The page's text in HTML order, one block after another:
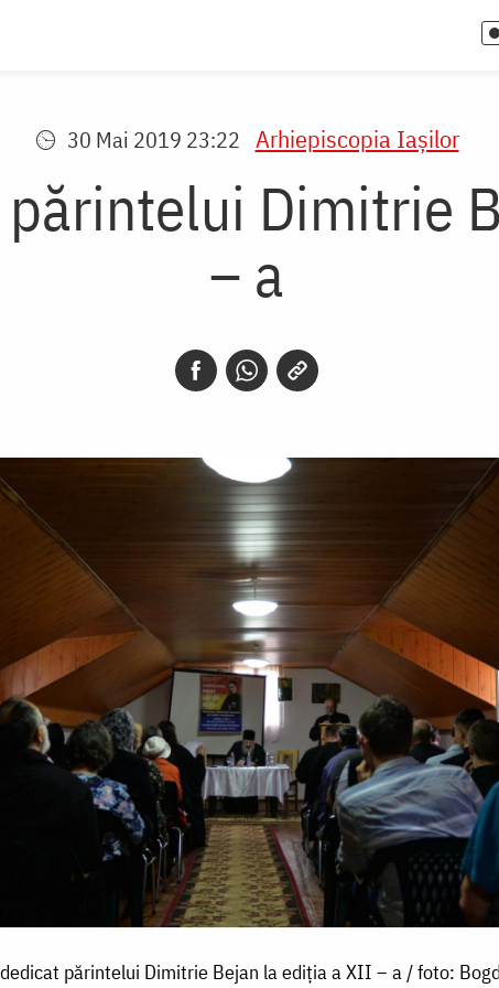
30 Mai 2019 23:22 Arhiepiscopia Iaşilor
Dimitrie
– a
părintelui Dimitrie Bejan la ediția a XII – a / foto: